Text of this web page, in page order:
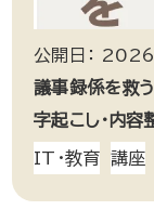
公開日：
議事録係を救
字起こし・内容
IT・教育 講座